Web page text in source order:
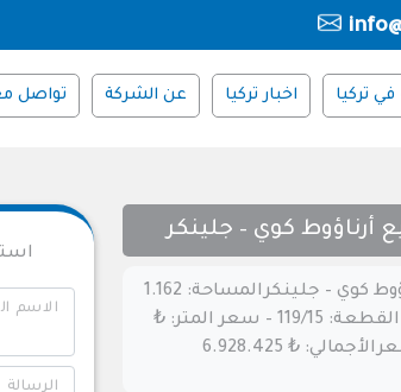
تركيا اخبار تركيا عن الشركة تواصل
أرناؤوط كوي – جلينكر
أرض للبيع أرناؤوط كوي – جلينكرالمساحة: 1.162
متر مربع – رقم القطعة: 119/15 – سعر المتر: ₺
الاسم
الرسالة